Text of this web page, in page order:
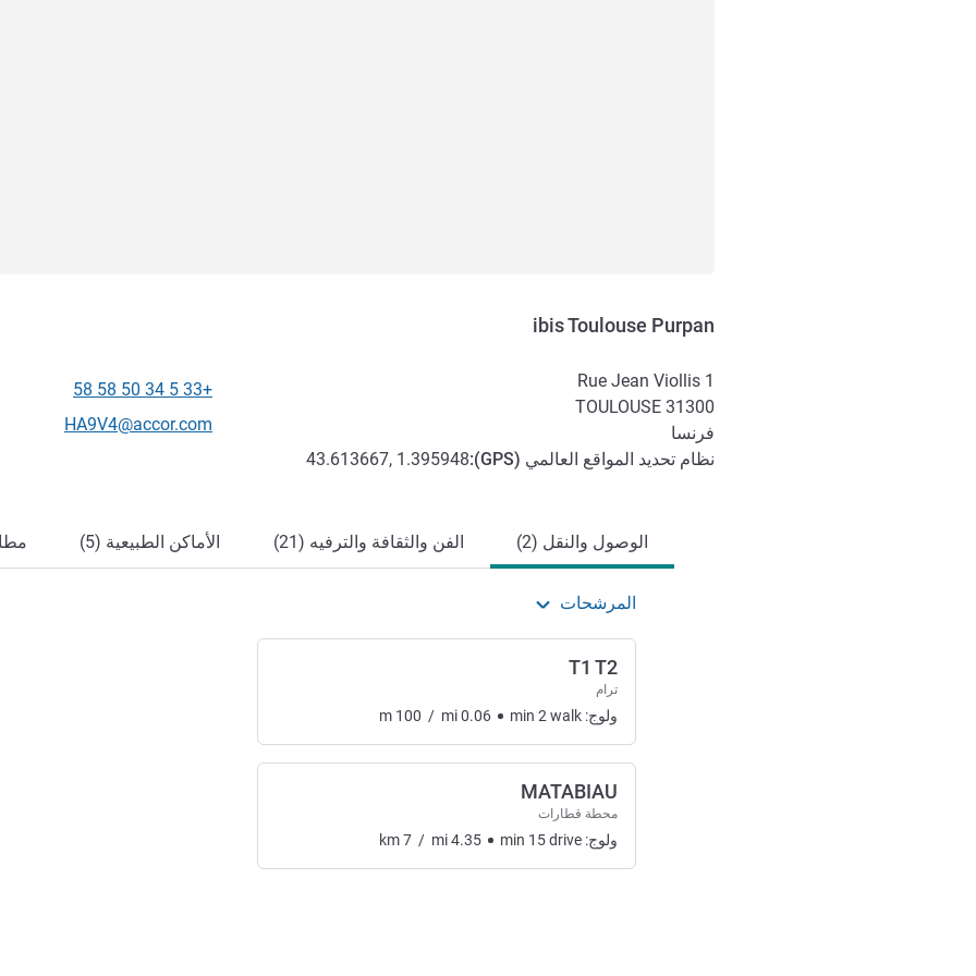
ibis Toulouse Purpan
1 Rue Jean Viollis
31300
TOULOUSE
فرنسا
نظام تحديد المواقع العالمي (GPS
):
43.613667, 1.395948
الهاتف
+33 5 34 50 58 58
تواصل معنا عبر البريد
HA9V4@accor.com
الوصول والنقل (2) الفن والثقافة والترفيه (21) الأماكن الطبيعية (5)
المرشحات
T1 T2
ترام
ولوج: m 100 / mi0.06 min 2 walk
MATABIAU
محطة قطارات
ولوج: km7 / mi4.35 min 15drive